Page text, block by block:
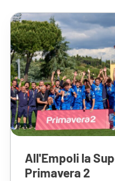
All'Empoli la
Primavera 2